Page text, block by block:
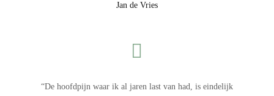
Jan de Vries

“De hoofdpijn waar ik al jaren last van had, is eindelijk